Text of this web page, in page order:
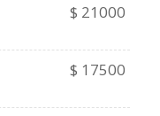
$ 21000
$ 17500